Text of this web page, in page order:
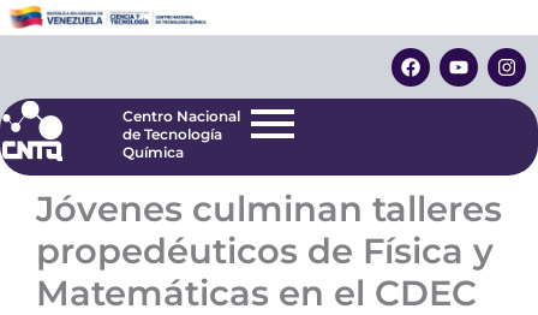
al
F
a
c
o
k
Y
o
u
e
I
n
s
r
Centro Nacional
de Tecnología
Centro Nacional
de Tecnología
Química
Jóvenes culminan talleres
propedéuticos de Física y
Matemáticas en el CDEC